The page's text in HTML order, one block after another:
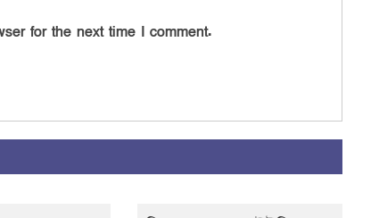
for the next time I comment.